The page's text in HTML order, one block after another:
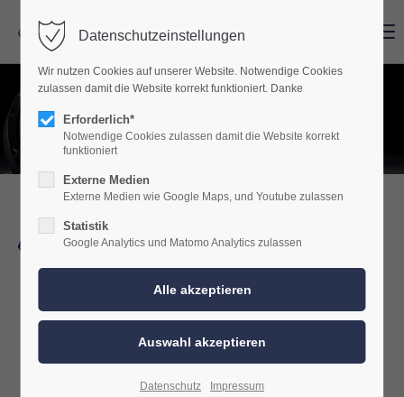
Wolf Carhifi
Biberweg 9
56566 Neuwied (Heimbach-Weis)
TEL. 02622 / 98 99 871
Datenschutzeinstellungen
Wir nutzen Cookies auf unserer Website. Notwendige Cookies
zulassen damit die Website korrekt funktioniert. Danke
Erforderlich*
Notwendige Cookies zulassen damit die Website korrekt
funktioniert
Externe Medien
Externe Medien wie Google Maps, und Youtube zulassen
Statistik
Google Analytics und Matomo Analytics zulassen
Datenschutz Impressum